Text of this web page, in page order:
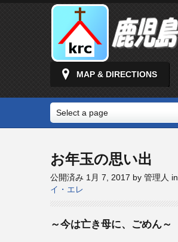
MAP & DIRECTIONS
Select a page
お年玉の思い出
公開済み 1月 7, 2017 by 管理人 in
イ・エレ
～今は亡き母に、ごめん～